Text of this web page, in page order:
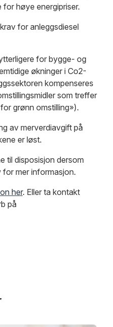
høye energipriser.
for anleggsdiesel
for bygge- og
økninger i Co2-
kompenseres
som treffer
grønn omstilling»).
av merverdiavgift på
er løst.
til disposisjon dersom
for mer informasjon.
her. Eller ta kontakt
på